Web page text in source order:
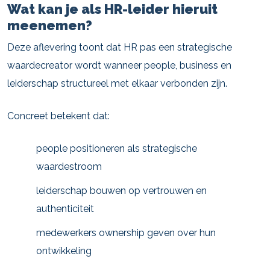
Wat kan je als HR-leider hieruit
meenemen?
Deze aflevering toont dat HR pas een strategische
waardecreator wordt wanneer people, business en
leiderschap structureel met elkaar verbonden zijn.
Concreet betekent dat:
people positioneren als strategische
waardestroom
leiderschap bouwen op vertrouwen en
authenticiteit
medewerkers ownership geven over hun
ontwikkeling